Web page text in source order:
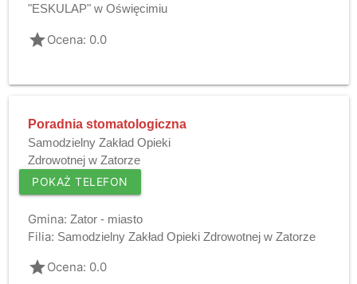
"ESKULAP" w Oświęcimiu
gradeOcena: 0.0
Poradnia stomatologiczna
Samodzielny Zakład Opieki
Zdrowotnej w Zatorze
POKAŻ TELEFON
Gmina: Zator - miasto
Filia: Samodzielny Zakład Opieki Zdrowotnej w Zatorze
gradeOcena: 0.0